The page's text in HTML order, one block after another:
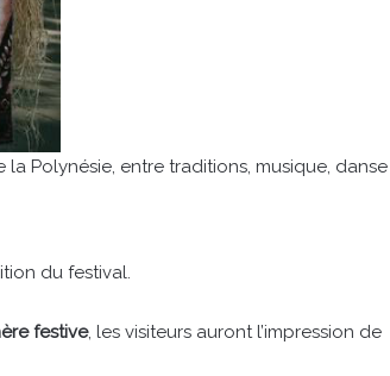
Polynésie, entre traditions, musique, danse
du festival.
festive, les visiteurs auront l’impression de